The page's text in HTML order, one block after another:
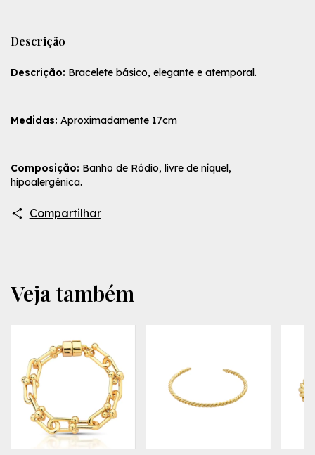
Descrição
Descrição: Bracelete básico, elegante e atemporal.
Medidas: Aproximadamente 17cm
Composição: Banho de Ródio, livre de níquel,
hipoalergênica.
Compartilhar
Veja também